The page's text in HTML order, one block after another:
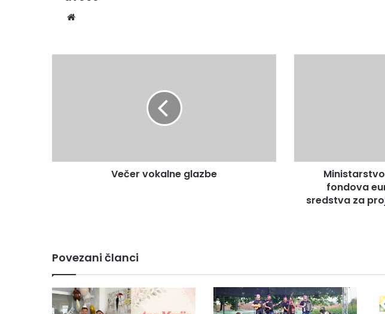
Večer vokalne glazbe
fondova
sredstva za
Povezani članci